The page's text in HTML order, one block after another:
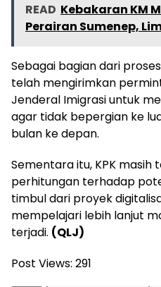
READ Kebakaran KM
Perairan Sumenep,
Sebagai bagian dari
telah mengirimkan
Jenderal Imigrasi untuk
agar tidak bepergian ke
bulan ke depan.
Sementara itu, KPK masih
perhitungan terhadap
timbul dari proyek
mempelajari lebih lanjut
terjadi. (QLJ)
Post Views: 291